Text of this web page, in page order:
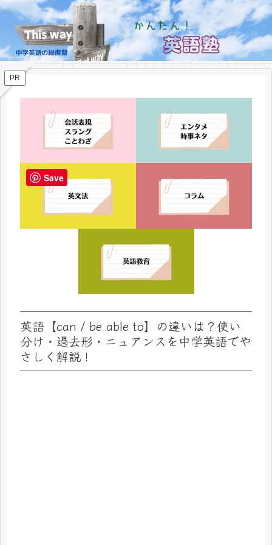
PR
英語【can / be able to】の違いは？使い
分け・過去形・ニュアンスを中学英語でや
さしく解説！
Save